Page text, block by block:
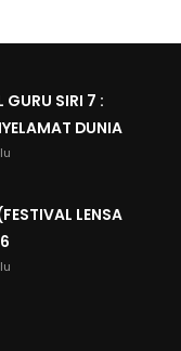
SIRI 7 :
DUNIA
LENSA